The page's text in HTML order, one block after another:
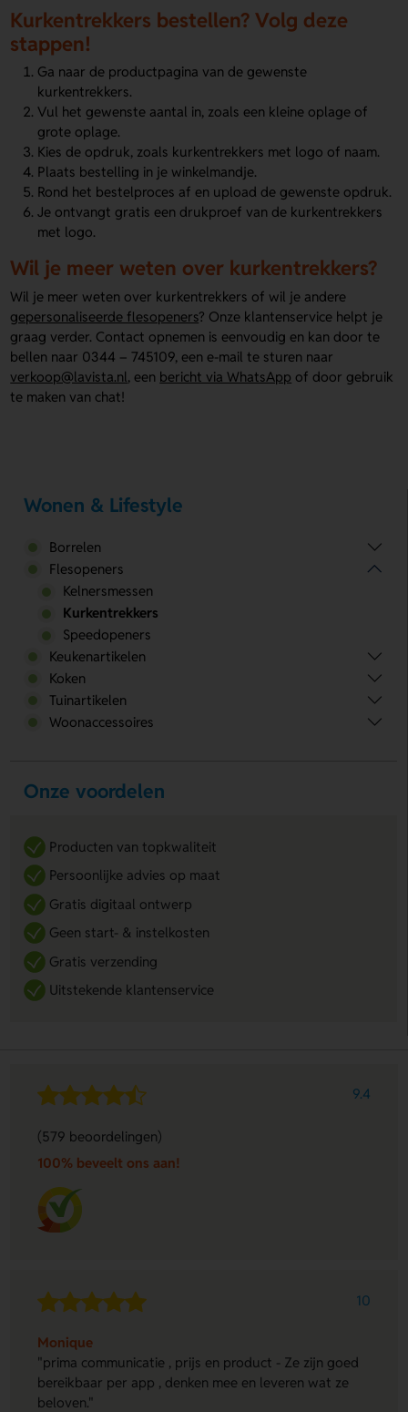
Kurkentrekkers bestellen? Volg deze
stappen!
Ga naar de productpagina van de gewenste
kurkentrekkers.
Vul het gewenste aantal in, zoals een kleine oplage of
grote oplage.
Kies de opdruk, zoals kurkentrekkers met logo of naam.
Plaats bestelling in je winkelmandje.
Rond het bestelproces af en upload de gewenste opdruk.
Je ontvangt gratis een drukproef van de kurkentrekkers
met logo.
Wil je meer weten over kurkentrekkers?
Wil je meer weten over kurkentrekkers of wil je andere
gepersonaliseerde flesopeners? Onze klantenservice helpt je
graag verder. Contact opnemen is eenvoudig en kan door te
bellen naar 0344 – 745109, een e-mail te sturen naar
verkoop@lavista.nl, een bericht via WhatsApp of door gebruik
te maken van chat!
Wonen & Lifestyle
Borrelen
Flesopeners
Kelnersmessen
Kurkentrekkers
Speedopeners
Keukenartikelen
Koken
Tuinartikelen
Woonaccessoires
Onze voordelen
Producten van topkwaliteit
Persoonlijke advies op maat
Gratis digitaal ontwerp
Geen start- & instelkosten
Gratis verzending
Uitstekende klantenservice
9.4
(579 beoordelingen)
100% beveelt ons aan!
10
Monique
"prima communicatie , prijs en product - Ze zijn goed
bereikbaar per app , denken mee en leveren wat ze
beloven."